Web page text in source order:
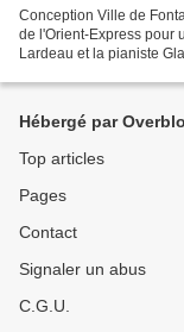
Conception Ville de
de l'Orient-Express pour
Lardeau et la pianiste
Hébergé par
Top articles
Pages
Contact
Signaler un abus
C.G.U.